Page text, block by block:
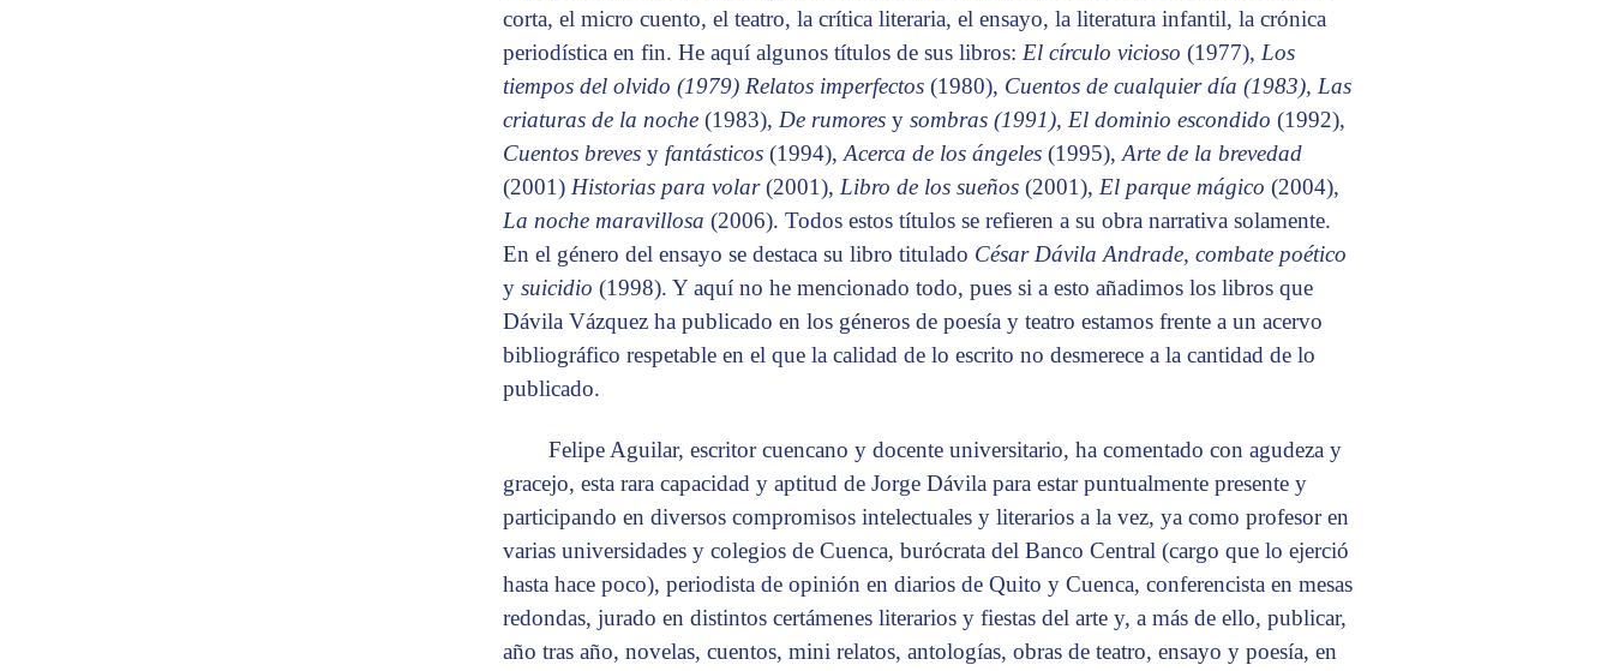
corta, el micro cuento, el teatro, la crítica literaria, el ensayo, la literatura infantil, la crónica
periodística en fin. He aquí algunos títulos de sus libros: El círculo vicioso (1977), Los
tiempos del olvido (1979) Relatos imperfectos (1980), Cuentos de cualquier día (1983), Las
criaturas de la noche (1983), De rumores y sombras (1991), El dominio escondido (1992),
Cuentos breves y fantásticos (1994),Acerca de los ángeles (1995),Arte de la brevedad
(2001) Historias para volar(2001), Libro de los sueños (2001), El parque mágico (2004),
La noche maravillosa (2006). Todos estos títulos se refieren a su obra narrativa solamente.
En el género del ensayo se destaca su libro titulado César Dávila Andrade, combate poético
y suicidio (1998). Y aquí no he mencionado todo, pues si a esto añadimos los libros que
Dávila Vázquez ha publicado en los géneros de poesía y teatro estamos frente a un acervo
bibliográfico respetable en el que la calidad de lo escrito no desmerece a la cantidad de lo
publicado.
Felipe Aguilar, escritor cuencano y docente universitario, ha comentado con agudeza y
gracejo, esta rara capacidad y aptitud de Jorge Dávila para estar puntualmente presente y
participando en diversos compromisos intelectuales y literarios a la vez, ya como profesor en
varias universidades y colegios de Cuenca, burócrata del Banco Central (cargo que lo ejerció
hasta hace poco), periodista de opinión en diarios de Quito y Cuenca, conferencista en mesas
redondas, jurado en distintos certámenes literarios y fiestas del arte y, a más de ello, publicar,
año tras año, novelas, cuentos, mini relatos, antologías, obras de teatro, ensayo y poesía, en